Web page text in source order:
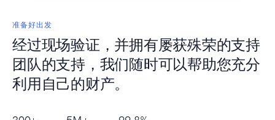
准备好出发
经过现场验证，并拥有屡获殊荣的支持
团队的支持，我们随时可以帮助您充分
利用自己的财产。